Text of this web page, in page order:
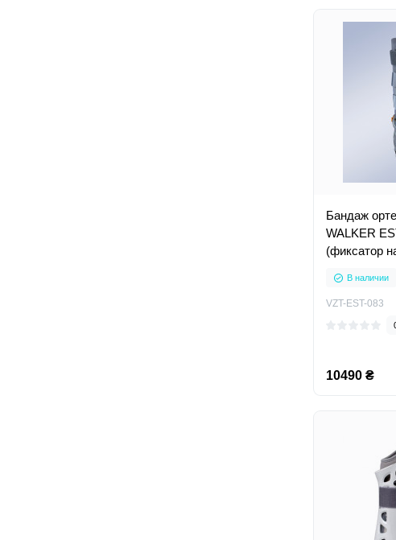
Бандаж
WALKER
(фиксатор
В наличии
VZT-EST-083
10490 ₴